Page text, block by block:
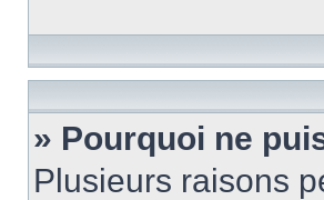
» Pourquoi ne
Plusieurs raisons